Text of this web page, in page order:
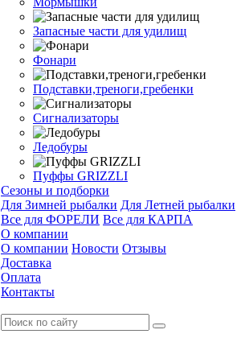
Запасные части для удилищ
Фонари
Подставки,треноги,гребенки
Сигнализаторы
Ледобуры
Пуффы GRIZZLI
Сезоны и подборки
Для Зимней рыбалки Для Летней рыбалки
Все для ФОРЕЛИ Все для КАРПА
О компании
О компании Новости Отзывы
Доставка
Оплата
Контакты